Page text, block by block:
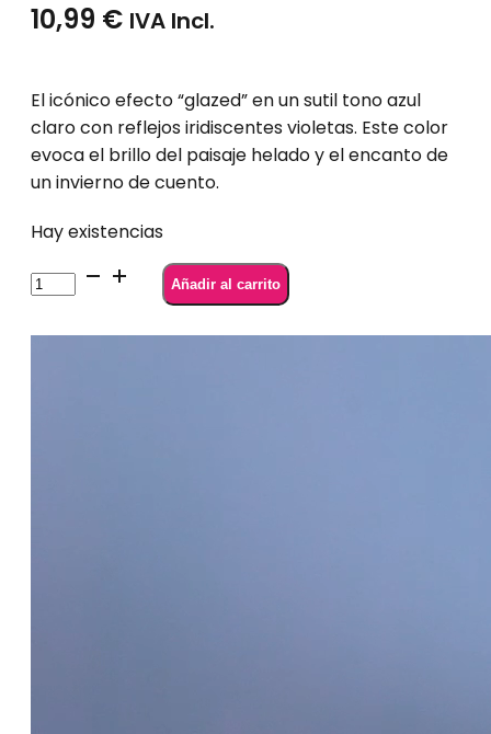
10,99 € IVA Incl.
El icónico efecto “glazed” en un sutil tono azul
claro con reflejos iridiscentes violetas. Este color
evoca el brillo del paisaje helado y el encanto de
un invierno de cuento.
Hay existencias
SEMILAC
952
Frosty
Añadir al carrito